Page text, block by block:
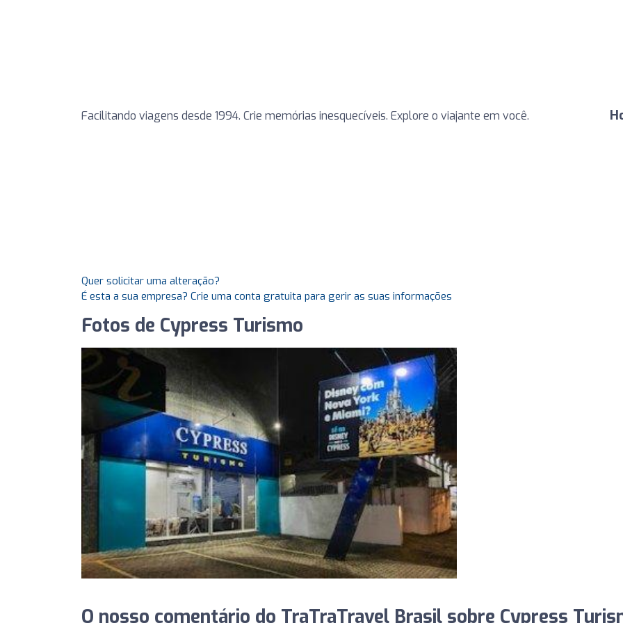
Facilitando viagens desde 1994. Crie memórias inesquecíveis. Explore o viajante em você.
Quer solicitar uma alteração?
É esta a sua empresa? Crie uma conta gratuita para gerir as suas informações
Fotos de Cypress Turismo
O nosso comentário do TraTraTravel Brasil sobre Cypress